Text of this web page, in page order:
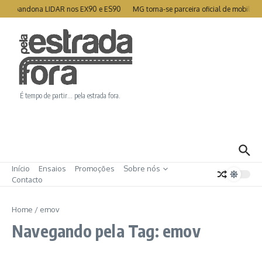
Ir para o conteúdo
abandona LIDAR nos EX90 e ES90 MG torna-se parceira oficial de
É tempo de partir… pela estrada fora.
Início Ensaios Promoções
Sobre nós
Contacto
Home / emov
Navegando pela Tag: emov